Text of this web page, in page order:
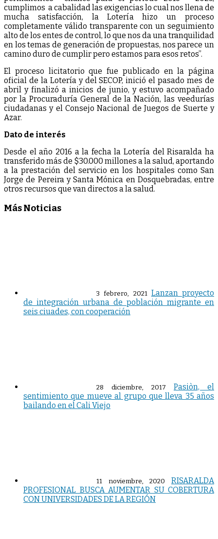
cumplimos a cabalidad las exigencias lo cual nos llena de
mucha satisfacción, la Lotería hizo un proceso
completamente válido transparente con un seguimiento
alto de los entes de control, lo que nos da una tranquilidad
en los temas de generación de propuestas, nos parece un
camino duro de cumplir pero estamos para esos retos”.
El proceso licitatorio que fue publicado en la página
oficial de la Lotería y del SECOP, inició el pasado mes de
abril y finalizó a inicios de junio, y estuvo acompañado
por la Procuraduría General de la Nación, las veedurías
ciudadanas y el Consejo Nacional de Juegos de Suerte y
Azar.
Dato de interés
Desde el año 2016 a la fecha la Lotería del Risaralda ha
transferido más de $30.000 millones a la salud, aportando
a la prestación del servicio en los hospitales como San
Jorge de Pereira y Santa Mónica en Dosquebradas, entre
otros recursos que van directos a la salud.
Más Noticias
3 febrero, 2021 Lanzan proyecto
de integración urbana de población migrante en
seis ciuades, con cooperación
28 diciembre, 2017
Pasiòn, el
sentimiento que mueve al grupo que lleva 35 años
bailando en el Cali Viejo
11 noviembre, 2020
RISARALDA
PROFESIONAL BUSCA AUMENTAR SU COBERTURA
CON UNIVERSIDADES DE LA REGIÓN